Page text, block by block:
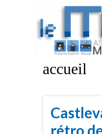
accueil
rétro